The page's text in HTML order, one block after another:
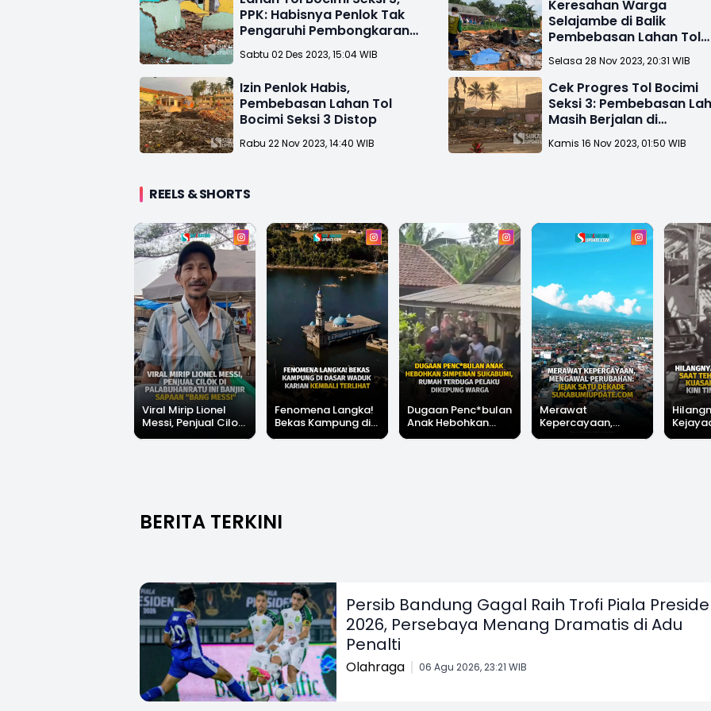
PPK: Habisnya Penlok Tak
Pengaruhi Pembongkaran
Rumah
Sabtu 02 Des 2023, 15:04 WIB
Keresahan Warga
Selajambe di Balik
Pembebasan Lahan Tol
Bocimi Seksi 3
Selasa 28 Nov 2023, 20:31 WIB
Izin Penlok Habis,
Pembebasan Lahan Tol
Bocimi Seksi 3 Distop
Rabu 22 Nov 2023, 14:40 WIB
Cek Progres Tol Bocimi
Seksi 3: Pembebasan
Masih Berjalan di
Selajambe
Kamis 16 Nov 2023, 01:50 WIB
REELS & SHORTS
Viral Mirip Lionel
Messi, Penjual Cilok
di Palabuhanratu Ini
Fenomena Langka!
Bekas Kampung di
Dasar Waduk Karian
Dugaan Penc*bulan
Anak Hebohkan
Simpenan
Merawat
Kepercayaan,
Mengawal
BERITA TERKINI
Persib Bandung Gagal Raih Trofi Piala
2026, Persebaya Menang Dramatis di Adu
Penalti
Olahraga 06 Agu 2026, 23:21 WIB